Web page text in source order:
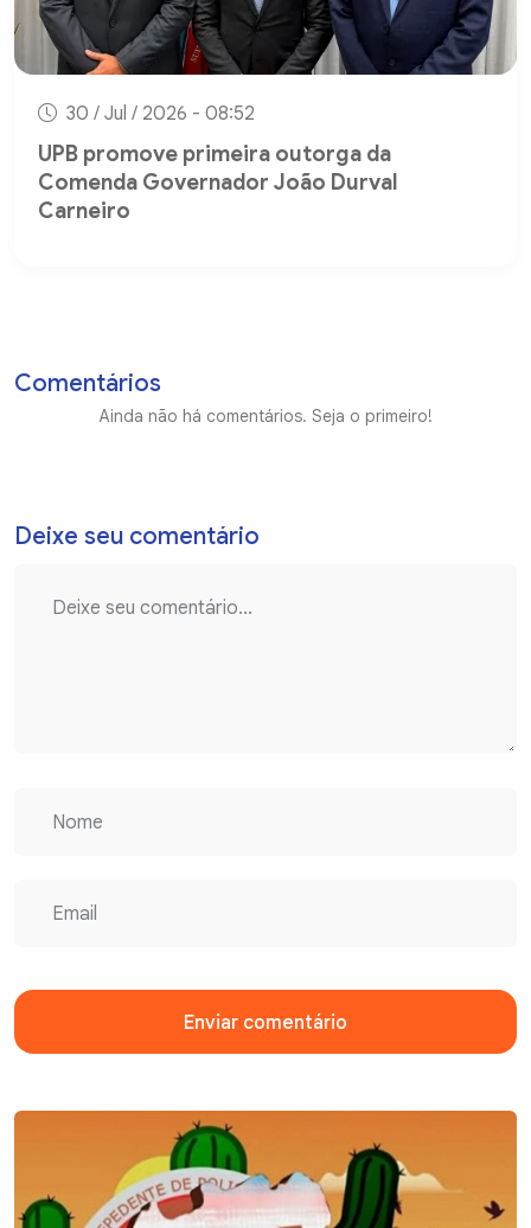
30 / Jul / 2026 - 08:52
UPB promove primeira outorga da
Comenda Governador João Durval
Carneiro
Comentários
Ainda não há comentários. Seja o primeiro!
Deixe seu comentário
Enviar comentário